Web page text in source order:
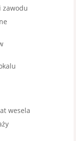
zawodu
wesela